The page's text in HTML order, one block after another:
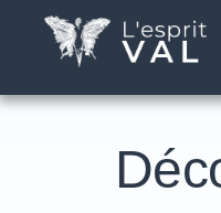
Skip
content
L'Esprit Val